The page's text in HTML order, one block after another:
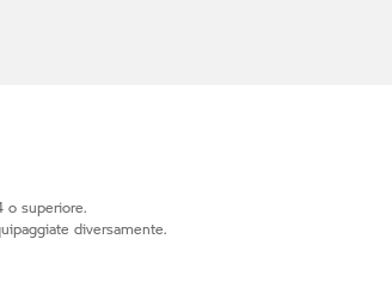
o superiore.
diversamente.